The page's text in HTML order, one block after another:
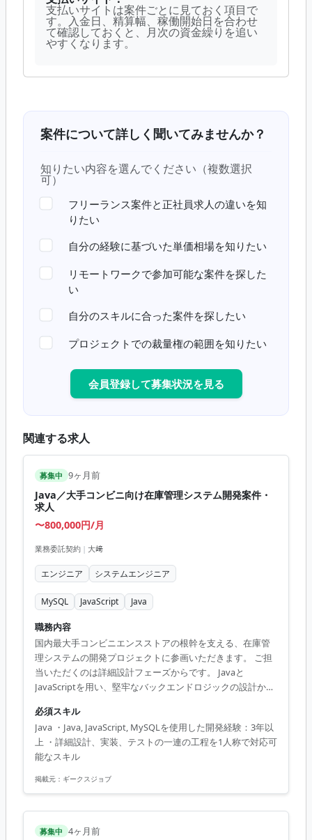
支払いサイトは案件ごとに見ておく項目で
す。入金日、精算幅、稼働開始日を合わせ
て確認しておくと、月次の資金繰りを追い
やすくなります。
案件について詳しく聞いてみませんか？
知りたい内容を選んでください（複数選択
可）
フリーランス案件と正社員求人の違いを知
りたい
自分の経験に基づいた単価相場を知りたい
リモートワークで参加可能な案件を探した
い
自分のスキルに合った案件を探したい
プロジェクトでの裁量権の範囲を知りたい
会員登録して募集状況を見る
関連する求人
募集中 9ヶ月前
Java／大手コンビニ向け在庫管理システム開発案件・
求人
〜800,000円/月
業務委託契約 | 大﨑
エンジニア システムエンジニア
MySQL JavaScript Java
職務内容
国内最大手コンビニエンスストアの根幹を支える、在庫管
理システムの開発プロジェクトに参画いただきます。 ご担
当いただくのは詳細設計フェーズからです。 Javaと
JavaScriptを用い、堅牢なバックエンドロジックの設計から
必須スキル
Java ・Java, JavaScript, MySQLを使用した開発経験：3年以
上 ・詳細設計、実装、テストの一連の工程を1人称で対応可
能なスキル
掲載元： ギークスジョブ
募集中 4ヶ月前